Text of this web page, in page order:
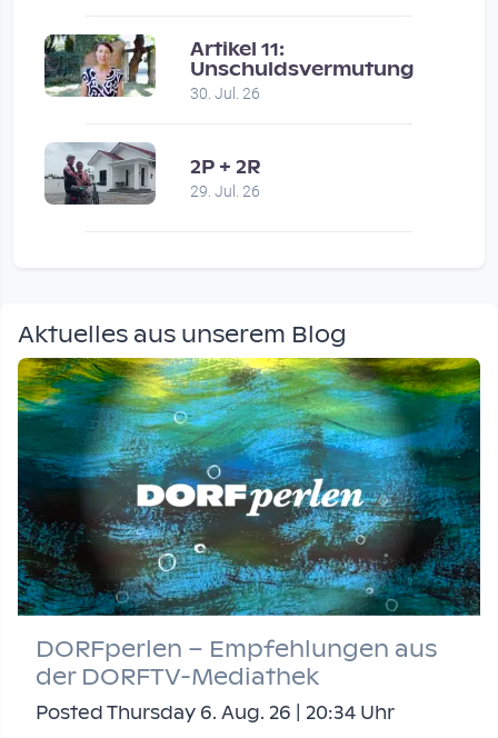
Artikel 11:
Unschuldsvermutung
30. Jul. 26
2P + 2R
29. Jul. 26
Aktuelles aus unserem Blog
DORFperlen – Empfehlungen aus
der DORFTV-Mediathek
Posted Thursday 6. Aug. 26 | 20:34 Uhr